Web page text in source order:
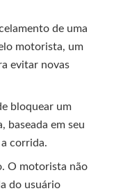
de uma
motorista, um
evitar novas
bloquear um
baseada em seu
corrida.
O motorista não
do usuário